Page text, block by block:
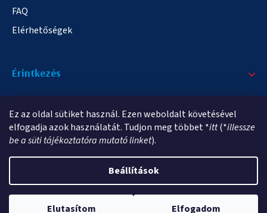
Ez az oldal sütiket használ. Ezen weboldalt követésével
elfogadja azok használatát. Tudjon meg többet *itt(*illessze
be a süti tájékoztatóra mutató linket).
Beállítások
Elutasítom Elfogadom
FAQ
Elérhetőségek
Érintkezés
info@elampa.hu
elampa.hu. Minden jog fenntartva.